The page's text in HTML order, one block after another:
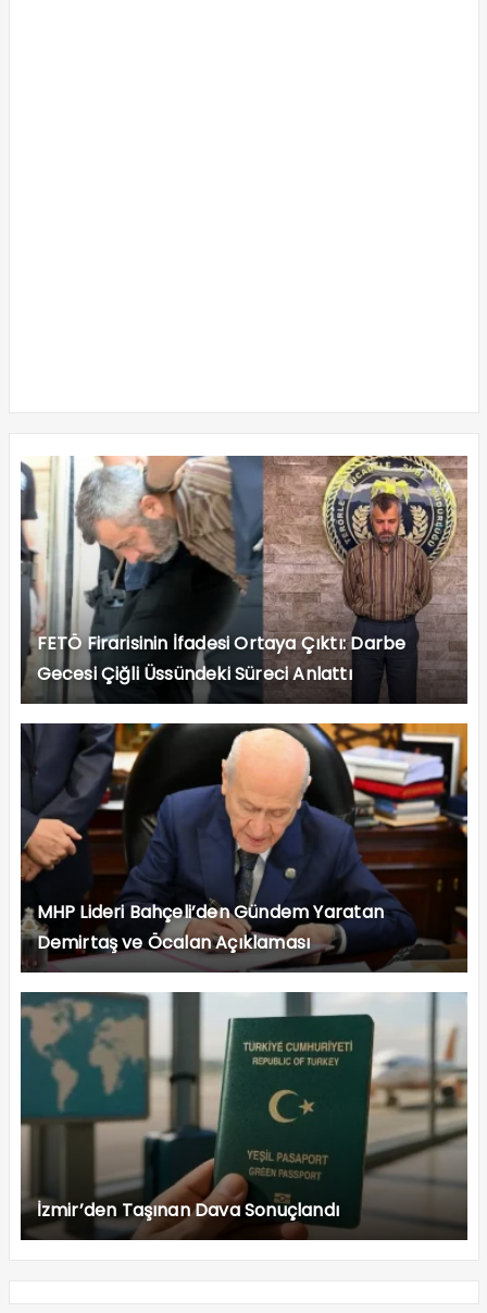
FETÖ Firarisinin İfadesi Ortaya Çıktı: Darbe
Gecesi Çiğli Üssündeki Süreci Anlattı
MHP Lideri Bahçeli’den Gündem Yaratan
Demirtaş ve Öcalan Açıklaması
İzmir’den Taşınan Dava Sonuçlandı